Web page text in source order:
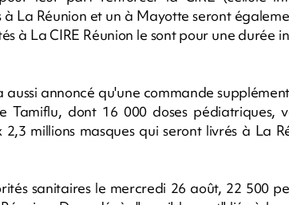
La Réunion et un à Mayotte seront
à La CIRE Réunion le sont pour une durée
annoncé qu'une commande
Tamiflu, dont 16 000 doses pédiatriques,
millions masques qui seront livrés à La
sanitaires le mercredi 26 août, 22 500